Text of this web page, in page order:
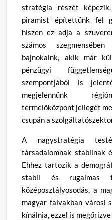
stratégia részét
piramist építettünk fel
hiszen ez adja a
számos
bajnokaink, akik már
pénzügyi
szempontjából is
megjelennünk
termelőközpont jellegét
csupán a
A nagystratégia
társadalomnak stabilnak
Ehhez tartozik a
stabil és rugalmas
középosztályosodás, a
magyar falvakban városi
kínálnia, ezzel is